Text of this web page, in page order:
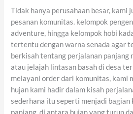
Tidak hanya perusahaan besar, kami
pesanan komunitas. kelompok
adventure, hingga kelompok hobi
tertentu dengan warna senada agar
berkisah tentang perjalanan panjang
atau jelajah lintasan basah di desa
melayani order dari komunitas, kami
hujan kami hadir dalam kisah
sederhana itu seperti menjadi
panjang, di antara hujan yang turun